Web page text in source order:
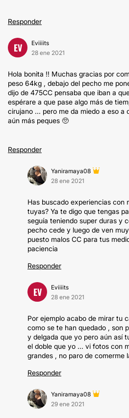
Responder
EV
Eviiiits
28 ene 2021
Hola bonita !! Muchas gracias por
peso 64kg , debajo del pecho me
dijo de 475CC pensaba que iban a
espérare a que pase algo más de
cirujano ... pero me da miedo a eso a
aún más peques 🥺
Responder
Yaniramaya08
28 ene 2021
Has buscado experiencias con
tuyas? Ya te digo que tengas
seguía teniendo super duras y
pecho cede y luego de ven
puesto malos CC para tus
paciencia
Responder
EV
Eviiiits
28 ene 2021
Por ejemplo acabo de mirar tu
como se te han quedado , son
y delgada que yo pero aún así
el doble que yo ... vi fotos con
grandes , no paro de comerme
Responder
Yaniramaya08
29 ene 2021